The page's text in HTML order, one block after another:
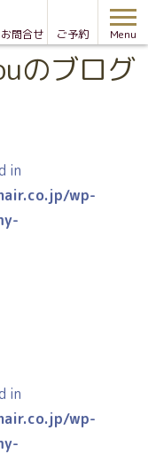
お問合せ ご予約 Menu
のブログ
in
wp-
in
wp-